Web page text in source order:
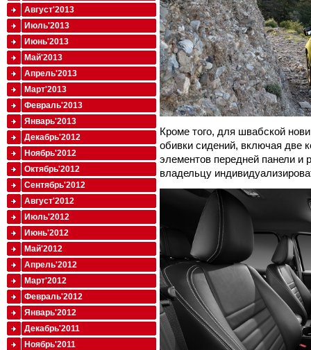
Кроме того, для швабской
обивки сидений, включая две
элементов передней панели
владельцу
Август'2013
Июль'2013
Июнь'2013
Май'2013
Апрель'2013
Март'2013
Февраль'2013
Январь'2013
Декабрь'2012
Ноябрь'2012
Октябрь'2012
Сентябрь'2012
Август'2012
Июль'2012
Июнь'2012
Май'2012
Апрель'2012
Март'2012
Февраль'2012
Январь'2012
Декабрь'2011
Ноябрь'2011